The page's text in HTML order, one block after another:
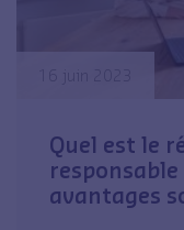
Quel est le
avantages